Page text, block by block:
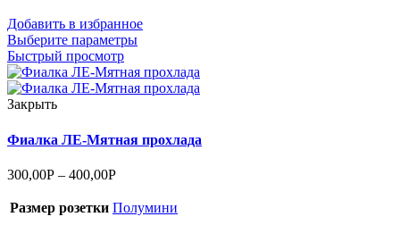
Добавить в избранное
Выберите параметры
Быстрый просмотр
Закрыть
Фиалка ЛЕ-Мятная прохлада
300,00Р – 400,00Р
Размер розетки Полумини